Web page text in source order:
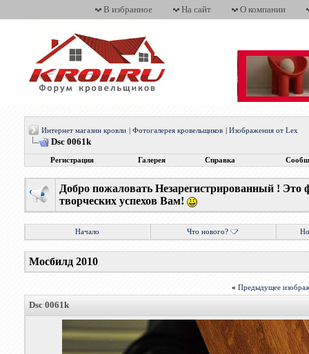
В избранное На сайт О компании
Интернет магазин кровли Фотогалерея кровельщиков Изображения от Lex
Dsc 0061k
Регистрация Галерея Справка
Добро пожаловать Незарегистрированный !
творческих успехов Вам!
Начало Что нового?
Мосбилд 2010
« Предыдущее
Dsc 0061k